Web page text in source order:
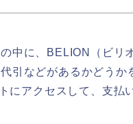
中に、BELION（ビリ
引などがあるかどうか
にアクセスして、支払